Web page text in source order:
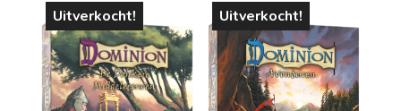
Uitverkocht! Uitverkocht!